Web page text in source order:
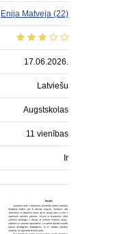
Enija Matveja (22)
17.06.2026.
Latviešu
Augstskolas
11 vienības
Ir